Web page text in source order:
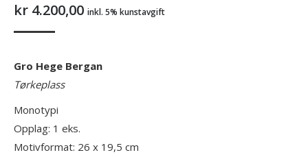
kr 4.200,00 inkl. 5% kunstavgift
Gro Hege Bergan
Tørkeplass
Monotypi
Opplag: 1 eks.
Motivformat: 26 x 19,5 cm